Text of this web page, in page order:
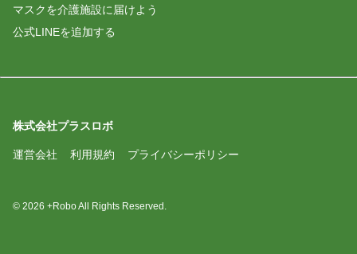
マスクを介護施設に届けよう
公式LINEを追加する
株式会社プラスロボ
運営会社 利用規約 プライバシーポリシー
© 2026 +Robo All Rights Reserved.